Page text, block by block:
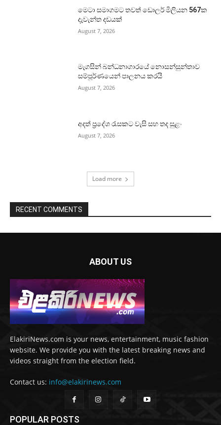
මෙටා සමාගමට තවත් ඩොලර් මිලියන 567ක
දැවැන්ත දඩයක්
August 7, 2026
මැගසින් බන්ධනාගාරයේ නොසන්සුන්තාව
සම්පූර්ණයෙන් පාලනය කරයි
August 7, 2026
අදත් ප්‍රදේශ රැසකට වැසි සහ තද සුළං
August 7, 2026
Load more
RECENT COMMENTS
ABOUT US
ElakiriNews.com is your news, entertainment, music fashion
website. We provide you with the latest breaking news and
videos straight from the election field.
Contact us: info@elakirinews.com
POPULAR POSTS